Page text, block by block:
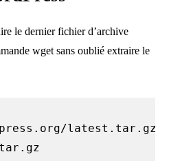
le dernier fichier d’archive
wget sans oublié extraire le
latest.tar.gz